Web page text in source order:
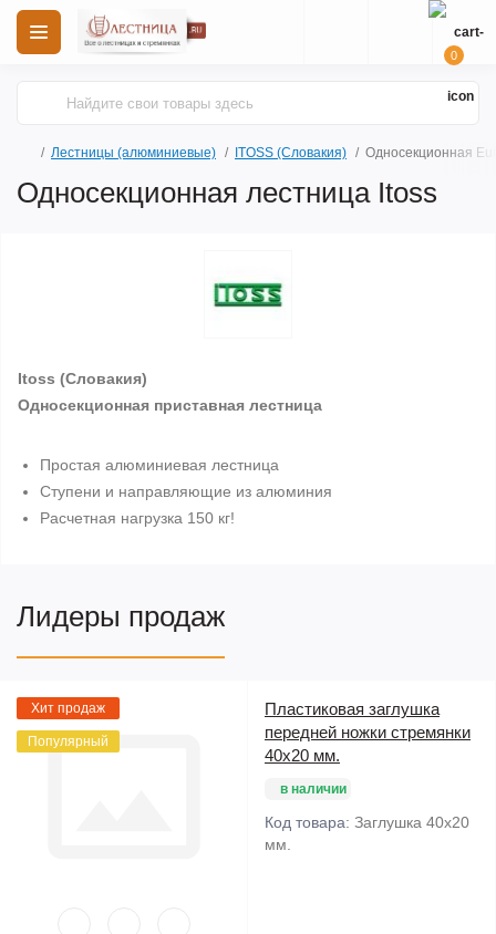
0
Лестницы (алюминиевые) ITOSS (Словакия) Односекционная
Односекционная лестница Itoss
Itoss (Словакия)
Односекционная приставная лестница
Простая алюминиевая лестница
Ступени и направляющие из алюминия
Расчетная нагрузка 150 кг!
Лидеры продаж
Хит продаж
Популярный
Пластиковая заглушка
передней ножки стремянки
40х20 мм.
в наличии
Код товара: Заглушка 40х20
мм.